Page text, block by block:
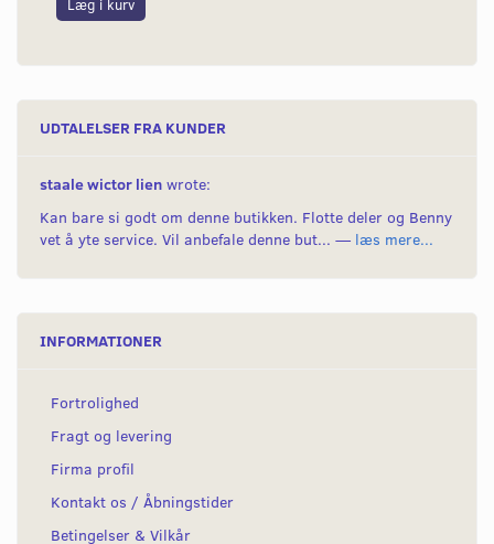
UDTALELSER FRA KUNDER
staale wictor lien wrote:
Kan bare si godt om denne butikken. Flotte deler og Benny
vet å yte service. Vil anbefale denne but... — læs mere...
INFORMATIONER
Fortrolighed
Fragt og levering
Firma profil
Kontakt os / Åbningstider
Betingelser & Vilkår